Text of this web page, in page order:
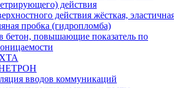
действия
действия жёсткая,
пробка (гидропломба)
бетон, повышающие показатель по
вводов коммуникаций